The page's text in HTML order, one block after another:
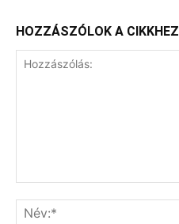
HOZZÁSZÓLOK A CIKKHEZ